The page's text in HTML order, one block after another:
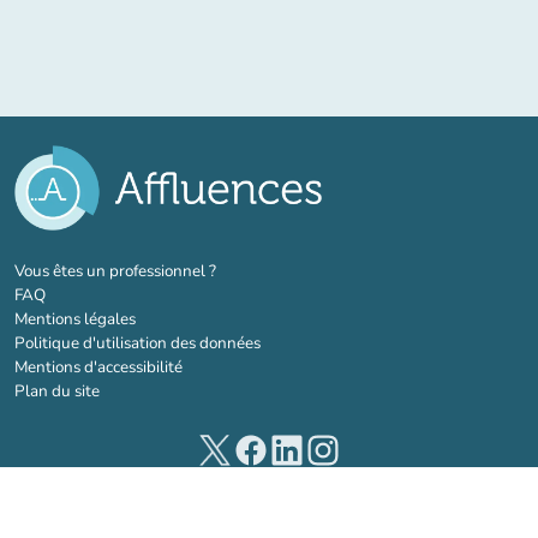
Vous êtes un professionnel ?(nouvel onglet)
FAQ
Mentions légales
Politique d'utilisation des données
Mentions d'accessibilité
Plan du site
(nouvel onglet)
(nouvel onglet)
(nouvel onglet)